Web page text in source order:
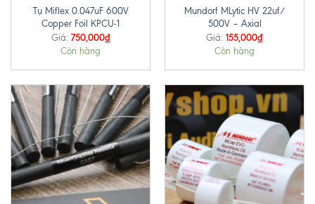
Tụ Miflex 0.047uF 600V
Copper Foil KPCU-1
Giá: 750,000₫
Còn hàng
Mundorf MLytic HV 22uf/
500V – Axial
Giá: 155,000₫
Còn hàng